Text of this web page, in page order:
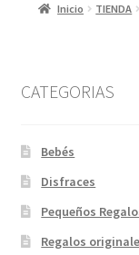
Inicio TIENDA
CATEGORIAS
Bebés
Disfraces
Pequeños
Regalos